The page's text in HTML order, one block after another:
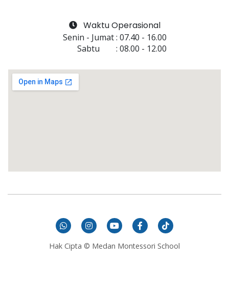
Waktu Operasional
Senin - Jumat : 07.40 - 16.00
Sabtu
: 08.00 - 12.00
Hak Cipta © Medan Montessori School